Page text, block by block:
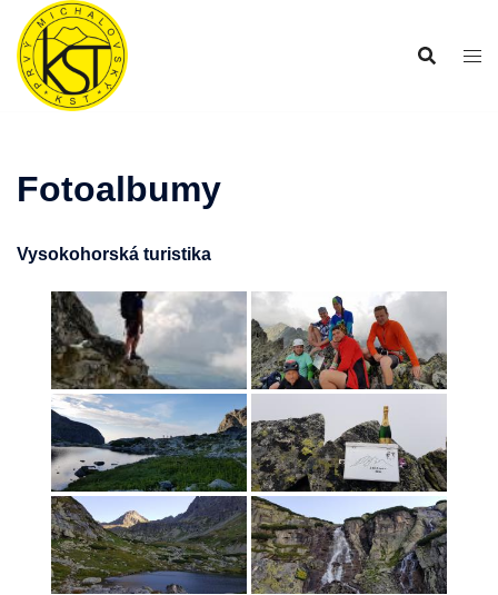
Preskočiť
obsah
Fotoalbumy
Vysokohorská turistika